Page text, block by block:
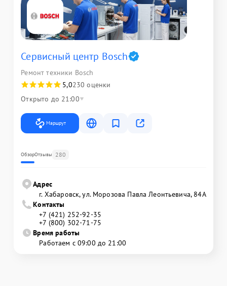
Сервисный центр Bosch
Ремонт техники Bosch
5,0230 оценки
Открыто до 21:00
Маршрут
ОбзорОтзывы 280
Адрес
г. Хабаровск, ул. Морозова Павла Леонтьевича, 84А
Контакты
+7 (421) 252-92-35
+7 (800) 302-71-75
Время работы
Работаем с 09:00 до 21:00